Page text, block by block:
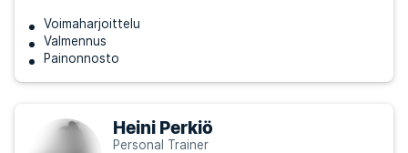
Voimaharjoittelu
Valmennus
Painonnosto
Heini Perkiö
Personal Trainer